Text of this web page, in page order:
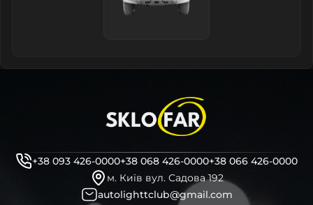
+38 093 426-0000+38 068 426-0000+38 066 426-0000
м. Київ вул. Садова 192
autolighttclub@gmail.com